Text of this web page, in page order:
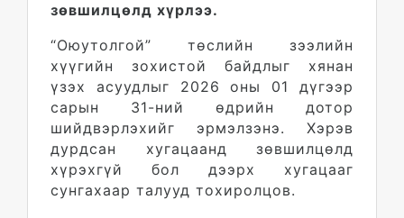
зөвшилцөлд хүрлээ.
“Оюутолгой” төслийн зээлийн
хүүгийн зохистой байдлыг хянан
үзэх асуудлыг 2026 оны 01 дүгээр
сарын 31-ний өдрийн дотор
шийдвэрлэхийг эрмэлзэнэ. Хэрэв
дурдсан хугацаанд зөвшилцөлд
хүрэхгүй бол дээрх хугацааг
сунгахаар талууд тохиролцов.